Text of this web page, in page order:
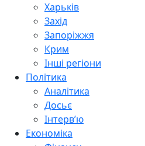
Харьків
Захід
Запоріжжя
Крим
Інші регіони
Політика
Аналітика
Досьє
Інтерв’ю
Економіка